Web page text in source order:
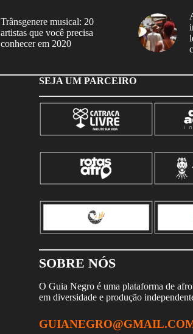
Trânsgenere musical: 20
artistas que você precisa
conhecer em 2020
SEJA UM PARCEIRO
SOBRE NÓS
O Guia Negro é uma plataforma de
em diversidade e produção